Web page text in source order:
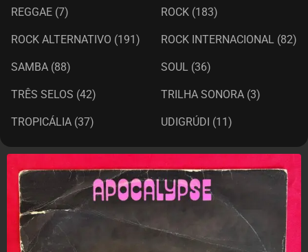
REGGAE (7) ROCK (183)
ROCK ALTERNATIVO (191) ROCK INTERNACIONAL (82)
SAMBA (88) SOUL (36)
TRÊS SELOS (42) TRILHA SONORA (3)
TROPICÁLIA (37) UDIGRÚDI (11)